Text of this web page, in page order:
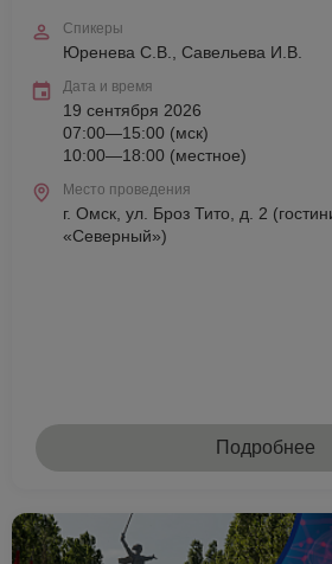
Спикеры
Юренева С.В., Савельева И.В.
Дата и время
19 сентября 2026
07:00—15:00 (мск)
10:00—18:00 (местное)
Место проведения
г. Омск, ул. Броз Тито, д. 2
«Северный»)
Подробнее